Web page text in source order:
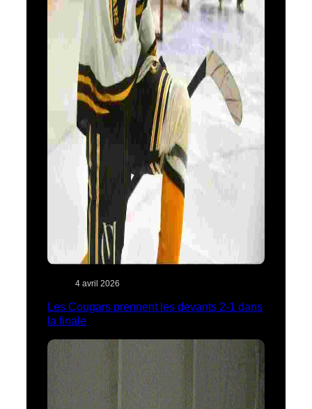
4 avril 2026
Les Cougars prennent les devants 2-1 dans
la finale